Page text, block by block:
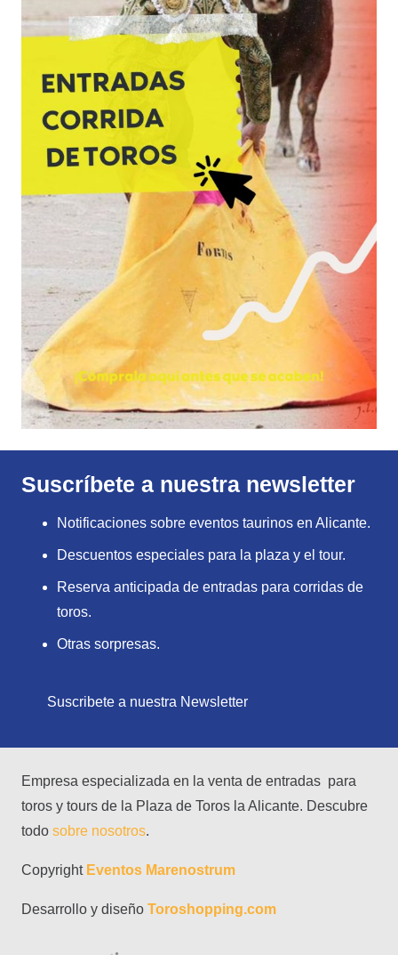
Suscríbete a nuestra newsletter
Notificaciones sobre eventos taurinos en Alicante.
Descuentos especiales para la plaza y el tour.
Reserva anticipada de entradas para corridas de
toros.
Otras sorpresas.
Suscribete a nuestra Newsletter
Empresa especializada en la venta de entradas para
toros y tours de la Plaza de Toros la Alicante. Descubre
todo sobre nosotros.
Copyright Eventos Marenostrum
Desarrollo y diseño Toroshopping.com